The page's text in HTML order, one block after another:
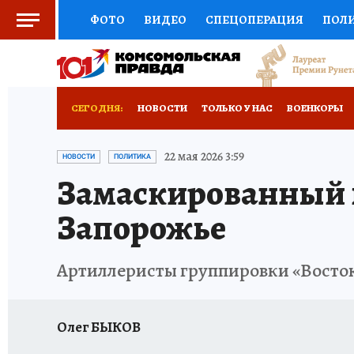
ФОТО ВИДЕО СПЕЦОПЕРАЦИЯ
СОЦПОДДЕРЖКА НАУКА СПОРТ
РЕКЛАМА НОВОЕ
СЕГОДНЯ: НОВОСТИ ТОЛЬКО У НАС ВОЕНКОРЫ
ИСПЫТАНО НА СЕБЕ
НОВОСТИ ПОЛИТИКА 22 мая 2026 3:59
Запорожье
Артиллеристы группировки
Олег БЫКОВ